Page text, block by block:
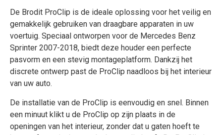
De Brodit ProClip is de ideale oplossing voor het veilig en
gemakkelijk gebruiken van draagbare apparaten in uw
voertuig. Speciaal ontworpen voor de Mercedes Benz
Sprinter 2007-2018, biedt deze houder een perfecte
pasvorm en een stevig montageplatform. Dankzij het
discrete ontwerp past de ProClip naadloos bij het interieur
van uw auto.
De installatie van de ProClip is eenvoudig en snel. Binnen
een minuut klikt u de ProClip op zijn plaats in de
openingen van het interieur, zonder dat u gaten hoeft te